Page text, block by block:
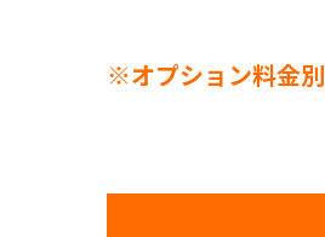
※オプション料金別